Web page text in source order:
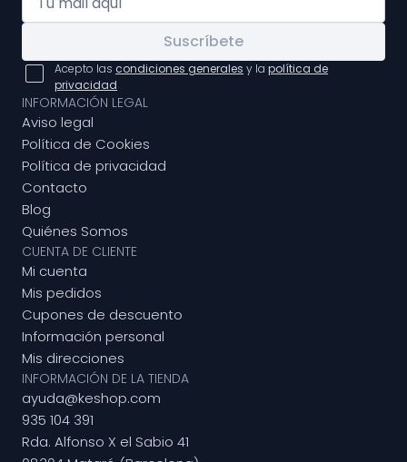
Suscríbete
Acepto las condiciones generales y la política de
privacidad
INFORMACIÓN LEGAL
Aviso legal
Política de Cookies
Política de privacidad
Contacto
Blog
Quiénes Somos
CUENTA DE CLIENTE
Mi cuenta
Mis pedidos
Cupones de descuento
Información personal
Mis direcciones
INFORMACIÓN DE LA TIENDA
ayuda@keshop.com
935 104 391
Rda. Alfonso X el Sabio 41